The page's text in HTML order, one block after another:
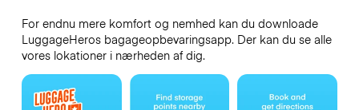
For endnu mere komfort og nemhed kan du downloade
LuggageHeros bagageopbevaringsapp. Der kan du se alle
vores lokationer i nærheden af dig.